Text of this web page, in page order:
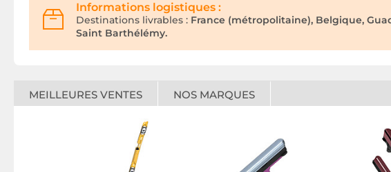
Informations logistiques :
Destinations livrables : France (métropolitaine), Belgique,
Saint Barthélémy.
MEILLEURES VENTES NOS MARQUES